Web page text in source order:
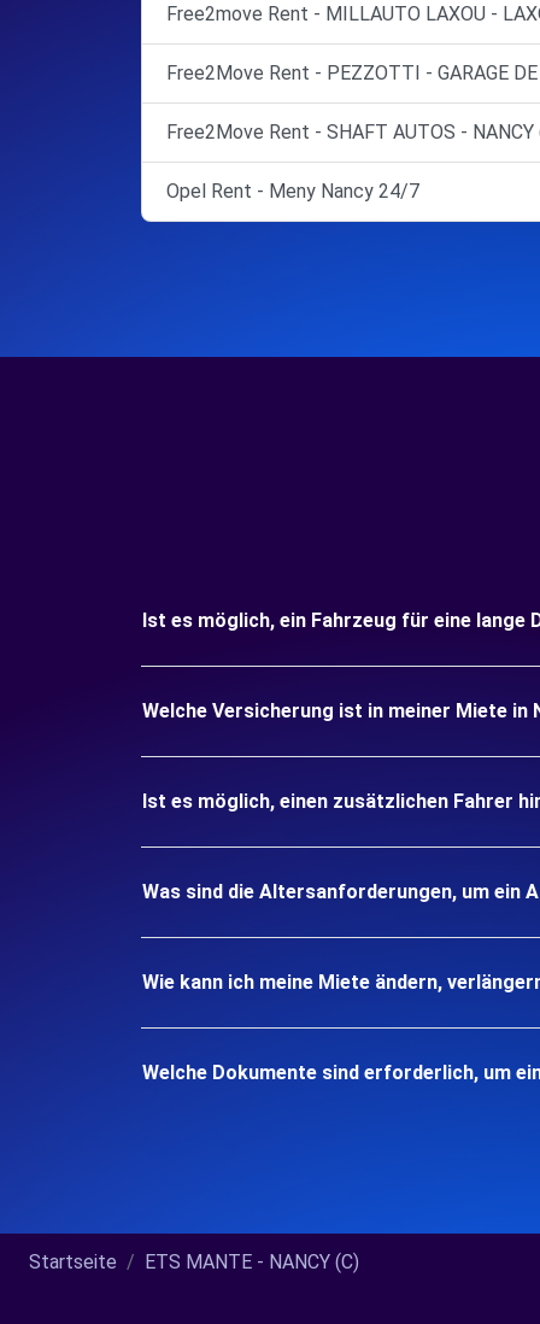
Free2move Rent - MILLAUTO LAXOU -
Free2Move Rent - PEZZOTTI - GARAGE
Free2Move Rent - SHAFT AUTOS - NANCY
Opel Rent - Meny Nancy 24/7
Ist es möglich, ein Fahrzeug für eine lange
Welche Versicherung ist in meiner Miete in
Ist es möglich, einen zusätzlichen Fahrer
Was sind die Altersanforderungen, um ein
Wie kann ich meine Miete ändern,
Welche Dokumente sind erforderlich, um
Startseite ETS MANTE - NANCY (C)